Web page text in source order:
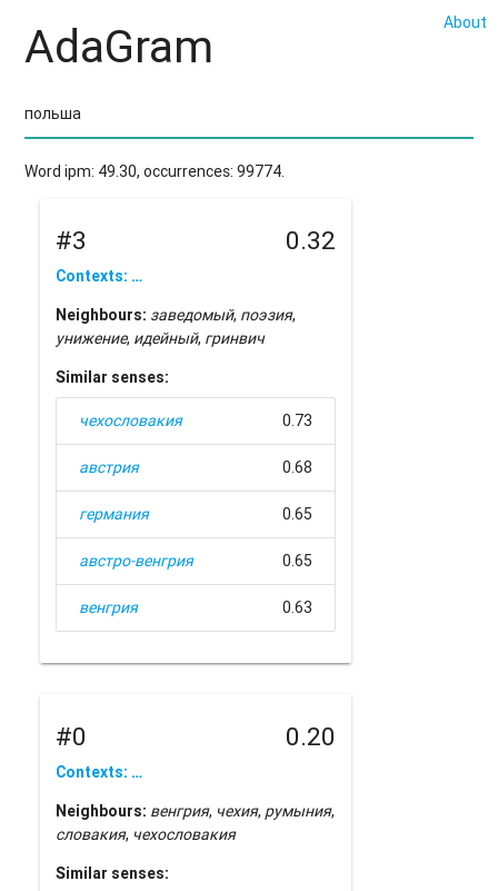
About
AdaGram
Word ipm: 49.30, occurrences: 99774.
#3 0.32
Contexts: …
Neighbours: заведомый, поэзия,
унижение, идейный, гринвич
Similar senses:
чехословакия 0.73
австрия 0.68
германия 0.65
австро-венгрия 0.65
венгрия 0.63
#0 0.20
Contexts: …
Neighbours: венгрия, чехия, румыния,
словакия, чехословакия
Similar senses: